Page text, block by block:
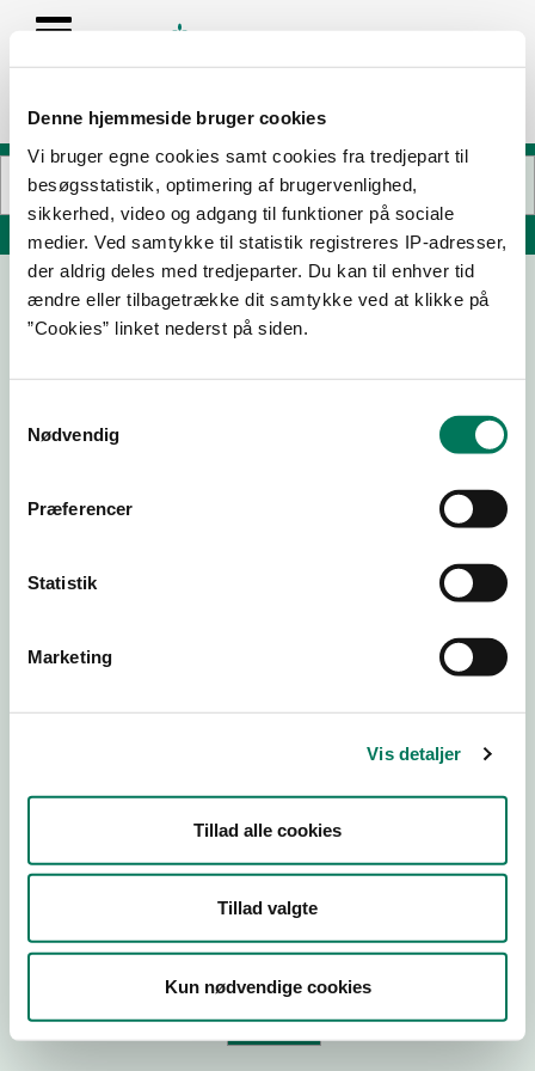
Denne hjemmeside bruger cookies
Vi bruger egne cookies samt cookies fra tredjepart til
besøgsstatistik, optimering af brugervenlighed,
sikkerhed, video og adgang til funktioner på sociale
medier. Ved samtykke til statistik registreres IP-adresser,
der aldrig deles med tredjeparter. Du kan til enhver tid
ændre eller tilbagetrække dit samtykke ved at klikke på
”Cookies” linket nederst på siden.
Nødvendig
Præferencer
Statistik
Marketing
Vis detaljer
Tillad alle cookies
Tillad valgte
Kun nødvendige cookies
Søg på adresse, postnummer, by, firmanavn
Virksomhedstype
ID-nummer
P-nr
Tilføj smiley til dit website
Kopier link til at indsætte på virksomhedens hjemmeside